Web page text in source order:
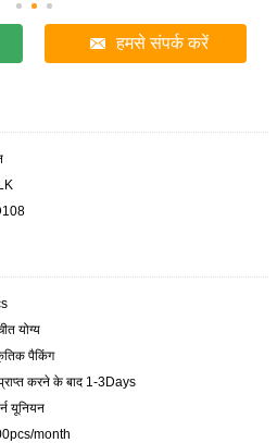
हमसे संपर्क करें
योग्य
पैकिंग
करने के बाद 1-3Days
यूनियन
month